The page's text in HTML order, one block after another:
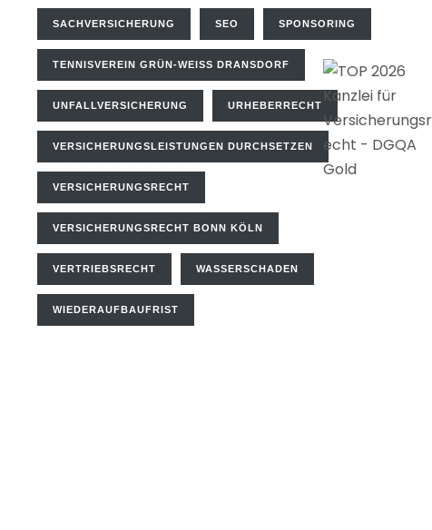
SACHVERSICHERUNG SEO SPONSORING
TENNISVEREIN GRÜN-WEISS DRANSDORF
UNFALLVERSICHERUNG URHEBERRECHT
VERSICHERUNGSLEISTUNGEN DURCHSETZEN
VERSICHERUNGSRECHT
VERSICHERUNGSRECHT BONN KÖLN
VERTRIEBSRECHT WASSERSCHADEN
WIEDERAUFBAUFRIST